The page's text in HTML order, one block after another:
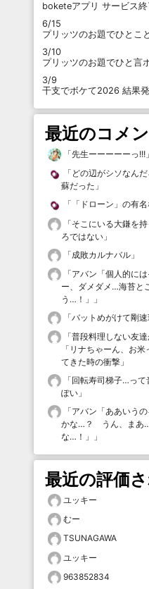
boketeアプリ サービス
6/15
プリッツのお題でひとこ
3/10
プリッツのお題でひと言
3/9
干支でボケて2026 結果
最近のコメ
「先生ーーーーーっ!!! 」
「 どの辺がシソなん
蘇だった 」
「 「ドローン」の有
「そこにいる大鎌を
ろではない 」
「成敗カルナバル 」
「アバン「個人的に
ー、ダメダメ…海苔と
う…！」
」
「バットめがけて剛
「普段料理しない友
「リナちゃーん、お
てきた時の衝撃 」
「回転寿司梯子…って
ぽい 」
「アバン「ああいう
かな…？ うん、まあ…
な…！」
」
最近の評価
ユッキー
むー
TSUNAGAWA
ユッキー
963852834